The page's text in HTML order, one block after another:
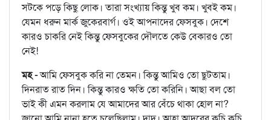
সটকে পড়ে কিছু লোক। তারা সংখ্যায় কিন্তু খুব কম। খুবই কম।
যেমন ধরুন মার্ক জুকেরবার্গ। ওই আপনাদের ফেসবুক। দেশে
কারও চাকরি নেই কিন্তু ফেসবুকের দৌলতে কেউ বেকারও তো
নেই!
মহ -আমি ফেসবুক করি না তেমন। কিন্তু আমিও তো ছুটতাম।
দিনরাত রাত দিন। কিন্তু কারও ক্ষতি তো করিনি। আছা বল তো
ভাই কী এমন করলাম যে আমাদের আর বেঁচে থাকা হোল না?